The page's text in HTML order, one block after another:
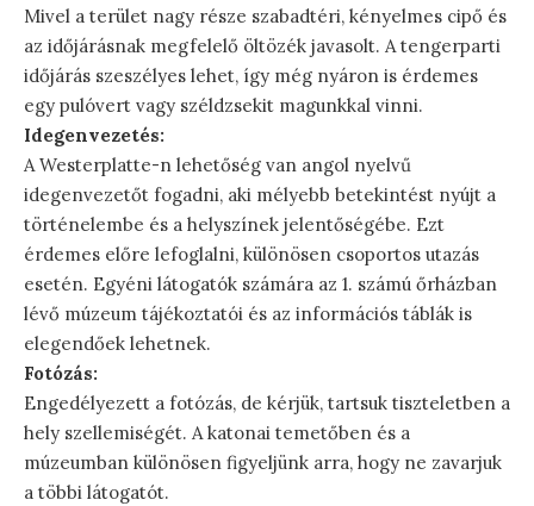
Mivel a terület nagy része szabadtéri, kényelmes cipő és
az időjárásnak megfelelő öltözék javasolt. A tengerparti
időjárás szeszélyes lehet, így még nyáron is érdemes
egy pulóvert vagy széldzsekit magunkkal vinni.
Idegenvezetés:
A Westerplatte-n lehetőség van angol nyelvű
idegenvezetőt fogadni, aki mélyebb betekintést nyújt a
történelembe és a helyszínek jelentőségébe. Ezt
érdemes előre lefoglalni, különösen csoportos utazás
esetén. Egyéni látogatók számára az 1. számú őrházban
lévő múzeum tájékoztatói és az információs táblák is
elegendőek lehetnek.
Fotózás:
Engedélyezett a fotózás, de kérjük, tartsuk tiszteletben a
hely szellemiségét. A katonai temetőben és a
múzeumban különösen figyeljünk arra, hogy ne zavarjuk
a többi látogatót.